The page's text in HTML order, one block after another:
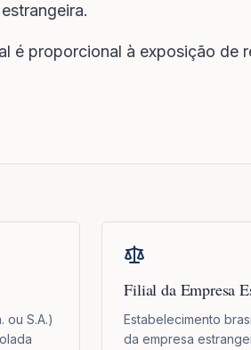
é proporcional à exposição de
ou S.A.)
Filial da Empresa
Estabelecimento
da empresa